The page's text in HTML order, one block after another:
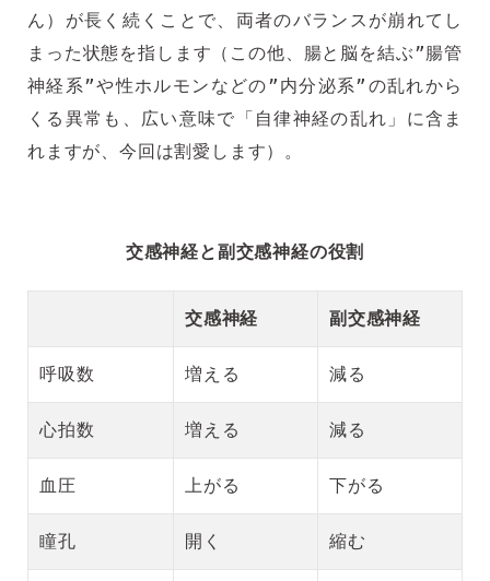
ん）が長く続くことで、両者のバランスが崩れてし
まった状態を指します（この他、腸と脳を結ぶ”腸管
神経系”や性ホルモンなどの”内分泌系”の乱れから
くる異常も、広い意味で「自律神経の乱れ」に含ま
れますが、今回は割愛します）。
交感神経と副交感神経の役割
交感神経 副交感神経
呼吸数 増える 減る
心拍数 増える 減る
血圧 上がる 下がる
瞳孔 開く 縮む